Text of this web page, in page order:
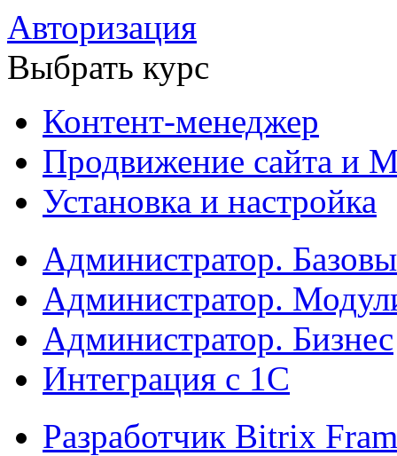
Авторизация
Выбрать курс
Контент-менеджер
Продвижение сайта и
Установка и настройка
Администратор.
Администратор.
Администратор. Бизнес
Интеграция с 1С
Разработчик Bitrix